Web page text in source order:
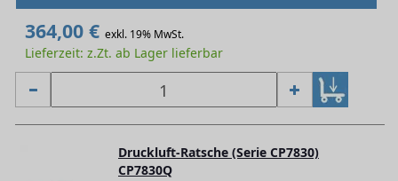
364,00 € exkl. 19% MwSt.
Lieferzeit: z.Zt. ab Lager lieferbar
Druckluft-Ratsche (Serie CP7830)
CP7830Q